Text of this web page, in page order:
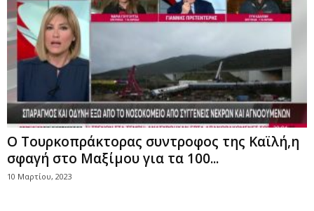
Ο Τουρκοπράκτορας συντροφος της Καϊλή,η
σφαγή στο Μαξίμου για τα 100...
10 Μαρτίου, 2023